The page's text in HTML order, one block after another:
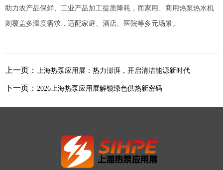
助力农产品保鲜、工业产品加工提质降耗，而家用、商用热泵热水机
则覆盖多温度需求，适配家庭、酒店、医院等多元场景。
上一页： 上海热泵应用展：热力澎湃，开启清洁能源新时代
下一页： 2026上海热泵应用展解锁绿色供热新密码